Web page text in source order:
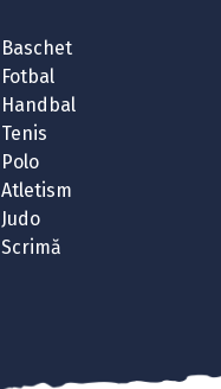
Baschet
Fotbal
Handbal
Tenis
Polo
Atletism
Judo
Scrimă